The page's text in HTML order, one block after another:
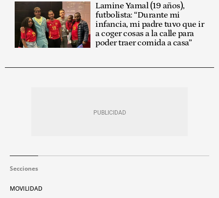
Lamine Yamal (19 años),
futbolista: “Durante mi
infancia, mi padre tuvo que ir
a coger cosas a la calle para
poder traer comida a casa”
Secciones
MOVILIDAD